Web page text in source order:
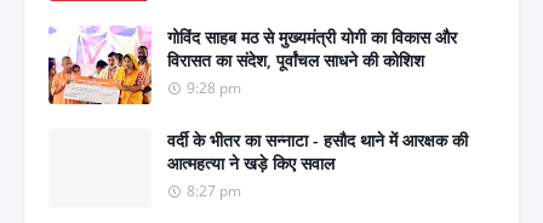
गोविंद साहब मठ से मुख्यमंत्री योगी का विकास और
विरासत का संदेश, पूर्वांचल साधने की कोशिश
9:28 pm
वर्दी के भीतर का सन्नाटा - हसौद थाने में आरक्षक की
आत्महत्या ने खड़े किए सवाल
8:27 pm